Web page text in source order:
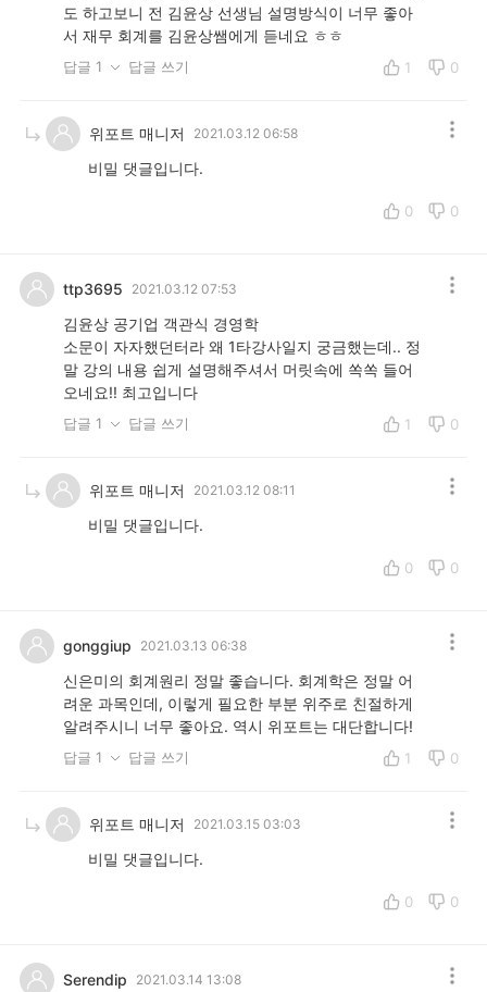
도 하고보니 전 김윤상 선생님 설명방식이 너무 좋아
서 재무 회계를 김윤상쌤에게 듣네요 ㅎㅎ
답글 1 답글 쓰기 1 0
위포트 매니저 2021.03.12 06:58
비밀 댓글입니다.
0 0
ttp3695 2021.03.12 07:53
김윤상 공기업 객관식 경영학
소문이 자자했던터라 왜 1타강사일지 궁금했는데.. 정
말 강의 내용 쉽게 설명해주셔서 머릿속에 쏙쏙 들어
오네요!! 최고입니다
답글 1 답글 쓰기 1 0
위포트 매니저 2021.03.12 08:11
비밀 댓글입니다.
0 0
gonggiup 2021.03.13 06:38
신은미의 회계원리 정말 좋습니다. 회계학은 정말 어
려운 과목인데, 이렇게 필요한 부분 위주로 친절하게
알려주시니 너무 좋아요. 역시 위포트는 대단합니다!
답글 1 답글 쓰기 1 0
위포트 매니저 2021.03.15 03:03
비밀 댓글입니다.
0 0
Serendip 2021.03.14 13:08